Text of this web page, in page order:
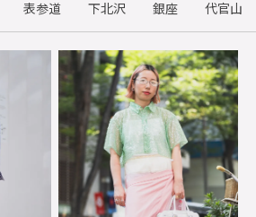
表参道 下北沢 銀座 代官山